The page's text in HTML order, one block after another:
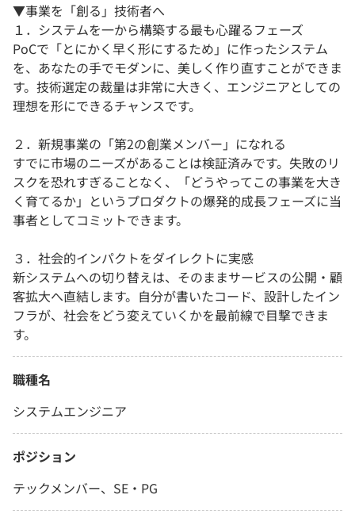
▼事業を「創る」技術者へ
１．システムを一から構築する最も心躍るフェーズ
PoCで「とにかく早く形にするため」に作ったシステム
を、あなたの手でモダンに、美しく作り直すことができま
す。技術選定の裁量は非常に大きく、エンジニアとしての
理想を形にできるチャンスです。
２．新規事業の「第2の創業メンバー」になれる
すでに市場のニーズがあることは検証済みです。失敗のリ
スクを恐れすぎることなく、「どうやってこの事業を大き
く育てるか」というプロダクトの爆発的成長フェーズに当
事者としてコミットできます。
３．社会的インパクトをダイレクトに実感
新システムへの切り替えは、そのままサービスの公開・顧
客拡大へ直結します。自分が書いたコード、設計したイン
フラが、社会をどう変えていくかを最前線で目撃できま
す。
職種名
システムエンジニア
ポジション
テックメンバー、SE・PG